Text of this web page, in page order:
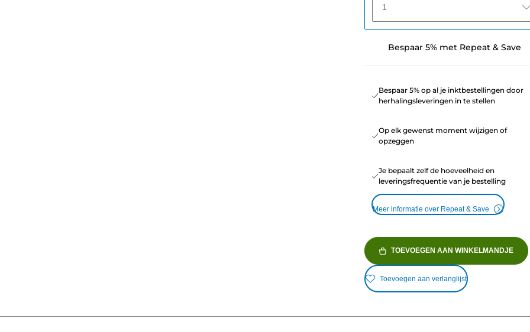
1
Bespaar 5% met Repeat & Save
Bespaar 5% op al je inktbestellingen door
herhalingsleveringen in te stellen
Op elk gewenst moment wijzigen of
opzeggen
Je bepaalt zelf de hoeveelheid en
leveringsfrequentie van je bestelling
Meer informatie over Repeat & Save
TOEVOEGEN AAN WINKELMANDJE
Toevoegen aan verlanglijst